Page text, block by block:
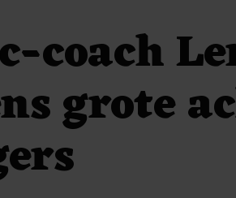
coach
grote